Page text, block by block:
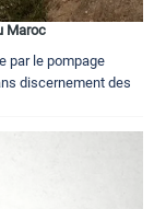
Maroc
par le pompage
discernement des